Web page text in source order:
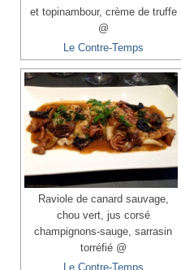
et topinambour, crème de truffe
@
Le Contre-Temps
Raviole de canard sauvage,
chou vert, jus corsé
champignons-sauge, sarrasin
torréfié @
Le Contre-Temps